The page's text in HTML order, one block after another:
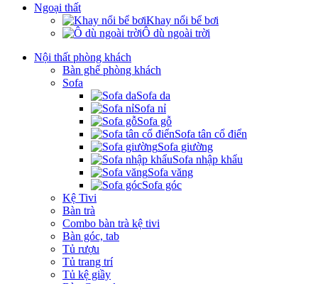
Ngoại thất
Khay nổi bể bơi
Ô dù ngoài trời
Nội thất phòng khách
Bàn ghế phòng khách
Sofa
Sofa da
Sofa nỉ
Sofa gỗ
Sofa tân cổ điển
Sofa giường
Sofa nhập khẩu
Sofa văng
Sofa góc
Kệ Tivi
Bàn trà
Combo bàn trà kệ tivi
Bàn góc, tab
Tủ rượu
Tủ trang trí
Tủ kệ giầy